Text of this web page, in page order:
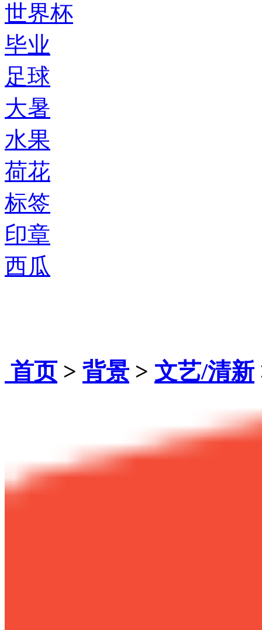
世界杯
毕业
足球
大暑
水果
荷花
标签
印章
西瓜
首页> 背景 > 文艺/清新